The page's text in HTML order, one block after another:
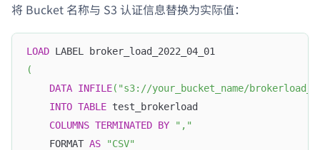
将 Bucket 名称与 S3 认证信息替换为实际值：
LOAD LABEL broker_load_2022_04_01
(
DATA INFILE( "s3://your_bucket_name/
INTO TABLE test_brokerload
COLUMNS TERMINATED BY
","
    FORMAT
AS
"CSV"